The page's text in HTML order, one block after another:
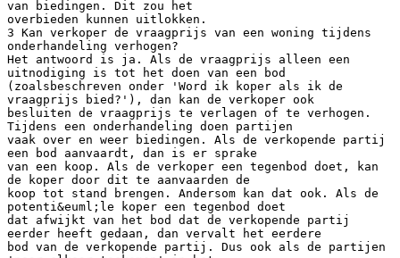
van biedingen. Dit zou het
overbieden kunnen uitlokken.
3 Kan verkoper de vraagprijs van een woning tijdens
onderhandeling verhogen?
Het antwoord is ja. Als de vraagprijs alleen een
uitnodiging is tot het doen van een bod
(zoalsbeschreven onder 'Word ik koper als ik de
vraagprijs bied?'), dan kan de verkoper ook
besluiten de vraagprijs te verlagen of te verhogen.
Tijdens een onderhandeling doen partijen
vaak over en weer biedingen. Als de verkopende partij
een bod aanvaardt, dan is er sprake
van een koop. Als de verkoper een tegenbod doet, kan
de koper door dit te aanvaarden de
koop tot stand brengen. Andersom kan dat ook. Als de
potenti&euml;le koper een tegenbod doet
dat afwijkt van het bod dat de verkopende partij
eerder heeft gedaan, dan vervalt het eerdere
bod van de verkopende partij. Dus ook als de partijen